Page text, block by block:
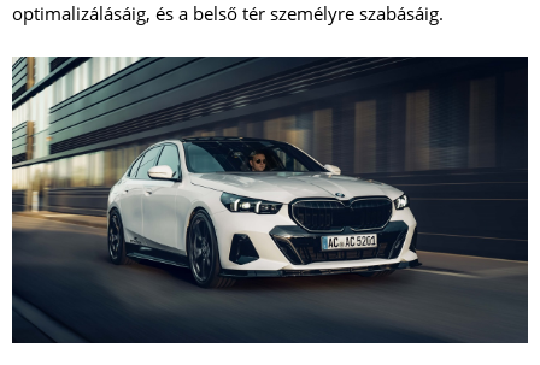
optimalizálásáig, és a belső tér személyre szabásáig.